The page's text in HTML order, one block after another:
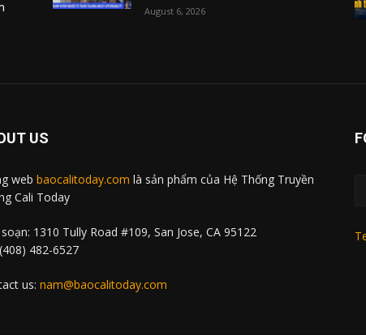
August 6, 2026
US
web baocalitoday.com là sản phẩm của Hệ Thống Truyền
Cali Today
1310 Tully Road #109, San Jose, CA 95122
482-6527
us: nam@baocalitoday.com